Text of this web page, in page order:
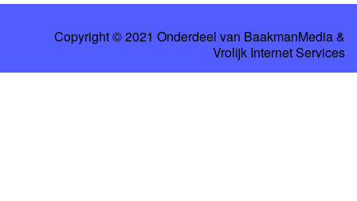
Copyright © 2021 Onderdeel van BaakmanMedia&
Vrolijk Internet Services